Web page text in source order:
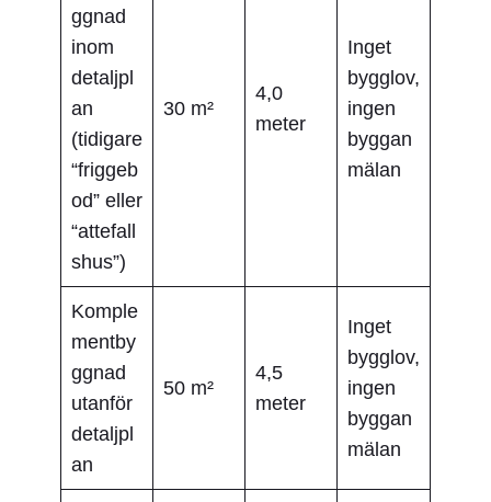
ggnad
inom
detaljpl
an
(tidigare
“friggeb
od” eller
“attefall
shus”)
30 m²
4,0
meter
Inget
bygglov,
ingen
byggan
mälan
Komple
mentby
ggnad
utanför
detaljpl
an
50 m²
4,5
meter
Inget
bygglov,
ingen
byggan
mälan